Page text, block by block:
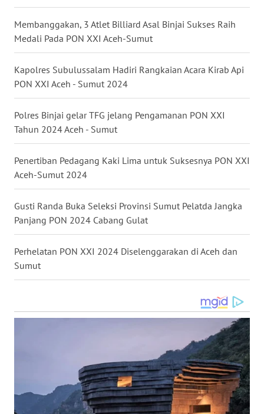
Membanggakan, 3 Atlet Billiard Asal Binjai Sukses Raih
Medali Pada PON XXI Aceh-Sumut
Kapolres Subulussalam Hadiri Rangkaian Acara Kirab Api
PON XXI Aceh - Sumut 2024
Polres Binjai gelar TFG jelang Pengamanan PON XXI
Tahun 2024 Aceh - Sumut
Penertiban Pedagang Kaki Lima untuk Suksesnya PON XXI
Aceh-Sumut 2024
Gusti Randa Buka Seleksi Provinsi Sumut Pelatda Jangka
Panjang PON 2024 Cabang Gulat
Perhelatan PON XXI 2024 Diselenggarakan di Aceh dan
Sumut
WN
MALUKU
WN
MALUT
DAIRI
DANAU
TOBA
WN
NIAS
WN
LANGKAT
SELATAN